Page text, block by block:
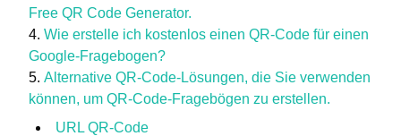
Free QR Code Generator.
Wie erstelle ich kostenlos einen QR-Code für einen
Google-Fragebogen?
Alternative QR-Code-Lösungen, die Sie verwenden
können, um QR-Code-Fragebögen zu erstellen.
URL QR-Code